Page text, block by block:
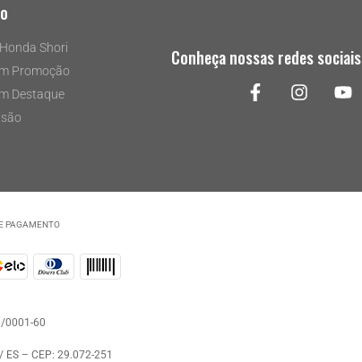
Shori
Promoção
Destaque
Conheça nossas redes sociais
PAGAMENTO
0001-60
– CEP: 29.072-251